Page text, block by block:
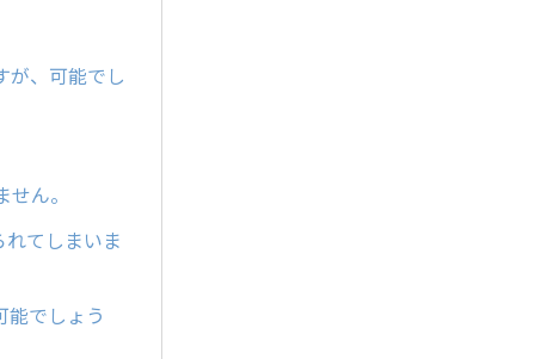
が、可能でし
ん。
てしまいま
でしょう